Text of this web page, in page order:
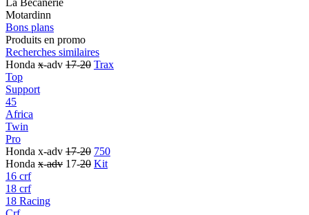
Motardinn
Bons plans
Produits en promo
Recherches similaires
Honda x-adv 17-20 Trax
Top
Support
45
Africa
Twin
Pro
Honda x-adv 17-20 750
Honda x-adv 17-20 Kit
16 crf
18 crf
18 Racing